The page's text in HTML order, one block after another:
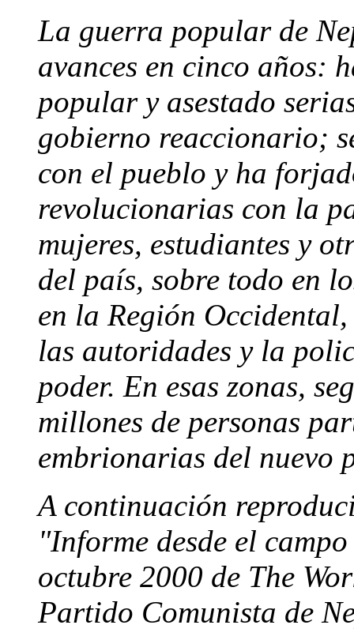
La guerra popular de
avances en cinco años:
popular y asestado
gobierno reaccionario;
con el pueblo y ha
revolucionarias con la
mujeres, estudiantes y
del país, sobre todo en
en la Región
las autoridades y la
poder. En esas zonas,
millones de personas
embrionarias del nuevo
A continuación
"Informe desde el
octubre 2000 de The
Partido Comunista de